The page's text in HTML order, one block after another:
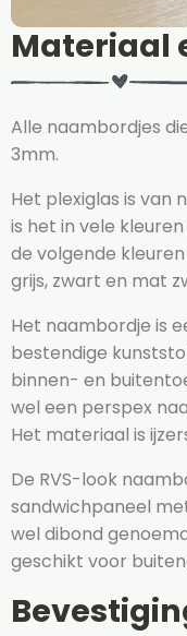
Materiaal
Alle naambordjes
3mm.
Het plexiglas is van
is het in vele
de volgende
grijs, zwart en mat
Het naambordje is
bestendige
binnen- en
wel een perspex
Het materiaal is
De RVS-look
sandwichpaneel
wel dibond
geschikt voor